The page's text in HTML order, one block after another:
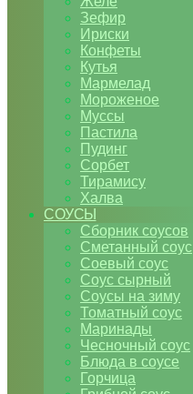
Зефир
Ириски
Конфеты
Кутья
Мармелад
Мороженое
Муссы
Пастила
Пудинг
Сорбет
Тирамису
Халва
СОУСЫ
Сборник соусов
Сметанный соус
Соевый соус
Соус сырный
Соусы на зиму
Томатный соус
Маринады
Чесночный соус
Блюда в соусе
Горчица